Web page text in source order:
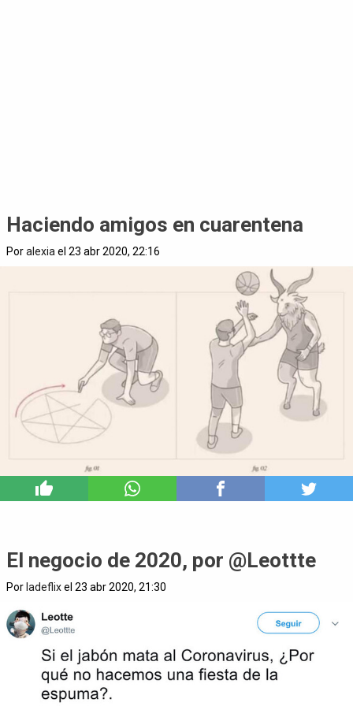
Haciendo amigos en cuarentena
Poralexia el 23 abr 2020, 22:16
El negocio de 2020, por @Leottte
Por ladeflixel 23 abr 2020, 21:30